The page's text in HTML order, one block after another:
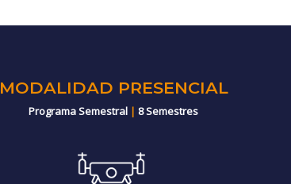
MODALIDAD PRESENCIAL
Programa Semestral | 8 Semestres